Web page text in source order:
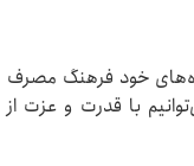
خود فرهنگ مصرف
با قدرت و عزت از